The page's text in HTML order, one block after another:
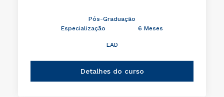
Pós-Graduação
Especialização
6 Meses
EAD
Detalhes do curso